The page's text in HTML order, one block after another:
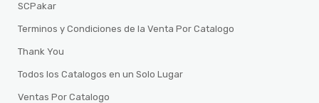
SCPakar
Terminos y Condiciones de la Venta Por Catalogo
Thank You
Todos los Catalogos en un Solo Lugar
Ventas Por Catalogo